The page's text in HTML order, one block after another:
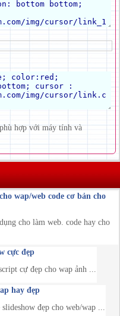
hợp với máy tính và
wap/web code cơ bản cho
cho làm web. code hay cho
cực đẹp
cự đẹp cho wap ảnh ...
hay đẹp
đẹp cho web/wap ...